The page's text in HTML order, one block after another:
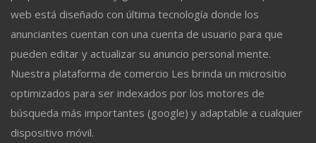
web está diseñado con última tecnología donde los
anunciantes cuentan con una cuenta de usuario para que
pueden editar y actualizar su anuncio personal mente.
Nuestra plataforma de comercio Les brinda un micrositio
optimizados para ser indexados por los motores de
búsqueda más importantes (google) y adaptable a cualquier
dispositivo móvil.